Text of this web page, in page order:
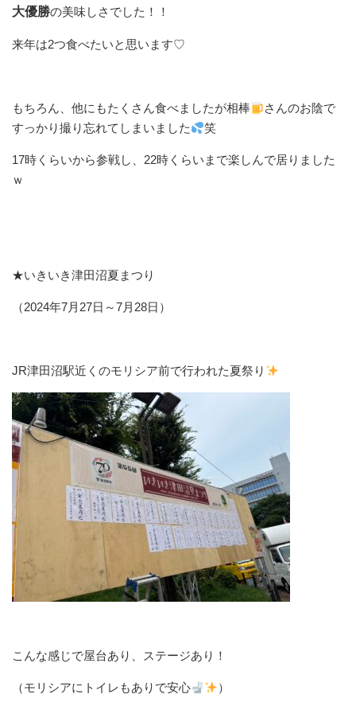
大優勝の美味しさでした！！
来年は2つ食べたいと思います♡
もちろん、他にもたくさん食べましたが相棒
さんのお陰で
すっかり撮り忘れてしまいました
笑
17時くらいから参戦し、22時くらいまで楽しんで居りました
ｗ
★いきいき津田沼夏まつり
（2024年7月27日～7月28日）
JR津田沼駅近くのモリシア前で行われた夏祭り
こんな感じで屋台あり、ステージあり！
（モリシアにトイレもありで安心 ）